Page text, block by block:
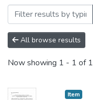
Browsing 046:
All browse results
Now showing 1 - 1 of 1
Item